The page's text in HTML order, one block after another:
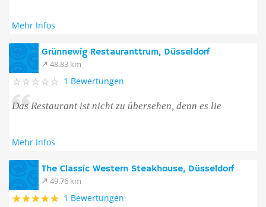
Mehr Infos
Grünnewig Restauranttrum, Düsseldorf
48.83 km
1 Bewertungen
Das Restaurant ist nicht zu übersehen, denn es lie
Mehr Infos
The Classic Western Steakhouse, Düsseldorf
49.76 km
1 Bewertungen